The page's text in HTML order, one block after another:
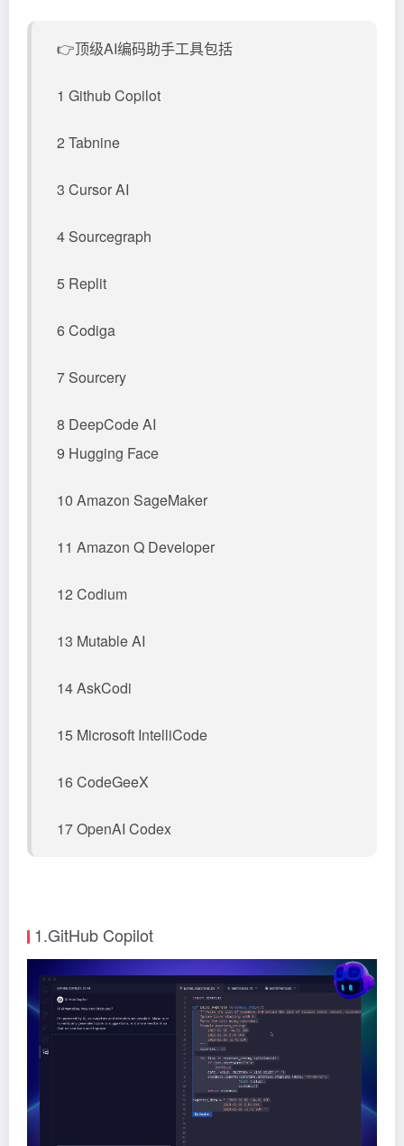
👉顶级AI编码助手工具包括
1 GithubCopilot
2 Tabnine
3 CursorAI
4 Sourcegraph
5 Replit
6Codiga
7 Sourcery
8 DeepCode AI
9 Hugging Face
10 Amazon SageMaker
11 Amazon Q Developer
12 Codium
13 Mutable AI
14 AskCodi
15 Microsoft IntelliCode
16CodeGeeX
17 OpenAI Codex
1.GitHub Copilot